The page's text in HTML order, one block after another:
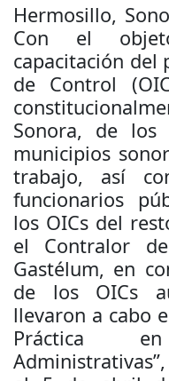
Hermosillo,
Con el
capacitación del
de Control
Sonora, de los
municipios
trabajo, así
funcionarios
los OICs del
el Contralor
Gastélum, en
de los OICs
llevaron a cabo
Práctica en